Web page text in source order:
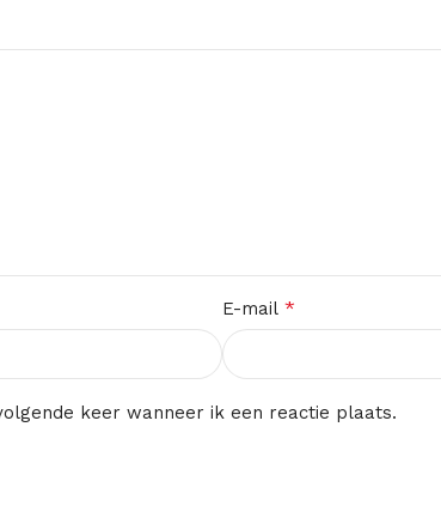
E-mail *
keer wanneer ik een reactie plaats.